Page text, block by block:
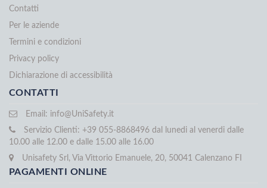
Contatti
Per le aziende
Termini e condizioni
Privacy policy
Dichiarazione di accessibilità
CONTATTI
Email: info@UniSafety.it
Servizio Clienti: +39 055-8868496 dal lunedi al venerdi dalle
10.00 alle 12.00 e dalle 15.00 alle 16.00
Unisafety Srl, Via Vittorio Emanuele, 20, 50041 Calenzano FI
PAGAMENTI ONLINE